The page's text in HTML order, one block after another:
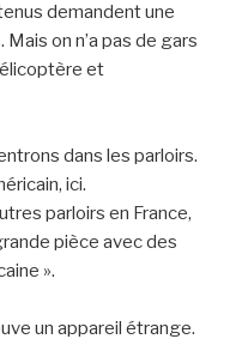
demandent une
on n’a pas de gars
et
dans les parloirs.
ici.
parloirs en France,
pièce avec des
».
un appareil étrange.